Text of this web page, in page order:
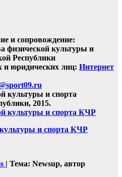
и сопровождение:
физической культуры и
Республики
и юридических лиц: Интернет
культуры и спорта
2015.
и спорта КЧР
| Тема: Newsup, автор